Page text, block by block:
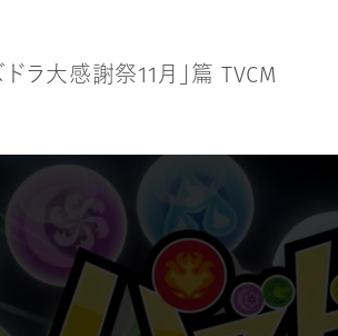
ド ラ 大感 謝祭1 1 月 篇 T VCM